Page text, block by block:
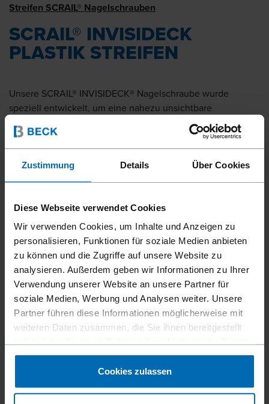
Zustimmung Details Über Cookies
Diese Webseite verwendet Cookies
Wir verwenden Cookies, um Inhalte und Anzeigen zu
personalisieren, Funktionen für soziale Medien anbieten
zu können und die Zugriffe auf unsere Website zu
analysieren. Außerdem geben wir Informationen zu Ihrer
Verwendung unserer Website an unsere Partner für
soziale Medien, Werbung und Analysen weiter. Unsere
Partner führen diese Informationen möglicherweise mit
weiteren Daten zusammen, die Sie ihnen bereitgestellt
gesammelt haben.
Cookies zulassen
Streifen SCRAIL® Nagel­schrauben
SCRAIL® INVISIDECK
PLASTIK STREIFEN
Unsere SCRAIL® INVISIDECK® Nagelschraube wurde
speziell entwickelt, um eine nahezu unsichtbare
Befestigung von Terrassendielen zu ermöglichen. Mit ihrem
Feingewinde (2.8/3.2 x 38 mm) in Kombination mit der 33°
Plastikstreifen-Magazinierung und ihrer Nadelspitze
verhindert sie zuverlässig Beschädigungen des Holzes und
sorgt für eine besonders saubere Verarbeitung – selbst bei
rostfreien Qualität bietet die Nagelschraube einen
ausgezeichneten Korrosionsschutz und eine
herausragende Stabilität. SCRAIL® INVISIDECK® ist ideal für
Projekte, bei denen eine makellose Holzoberfläche im
Vordergrund steht: Exklusive Terrassenkonstruktionen
gelingen in ästhetischer Perfektion. Diese Nagelschraube
ist optimal auf die Verwendung mit dem SCRAIL®
INVISIDECK® Schussgerät abgestimmt und garantiert eine
besonders zeiteffiziente, ergonomische und
Befestigungsclip aus Edelstahl bieten wir innerhalb unseres
INVISIDECK®-Systems außerdem eine perfekte Lösung für